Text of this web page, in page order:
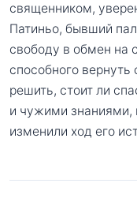
священником,
Патиньо, бывший
свободу в обмен на
способного
решить, стоит ли
и чужими знаниями,
изменили ход его